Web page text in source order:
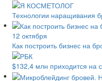
Технологии наращивания
12 октября
Как построить бизнес на
$132,4 млн приходится на